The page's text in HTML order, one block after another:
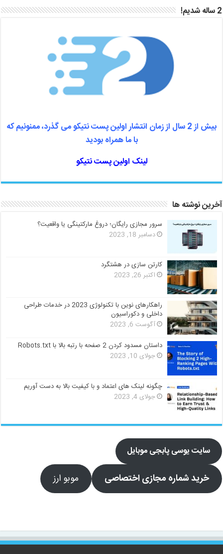
2 ساله شدیم!
بیش از 2 سال از زمان انتشار اولین پست نتیکو می گذرد، ممنونیم که
با ما همراه بودید
لینک اولین پست نتیکو
آخرین نوشته ها
سرور مجازی رایگان؛ دروغ مارکتینگی یا واقعیت؟
دسامبر 18, 2023
کارتن سازی در هشتگرد
اکتبر 26, 2023
راهکارهای نوین با تکنولوژی 2023 در خدمات طراحی
داخلی و دکوراسیون
آگوست 6, 2023
داستان مسدود کردن 2 صفحه با رتبه بالا با Robots.txt
جولای 10, 2023
چگونه لینک های اعتماد و با کیفیت بالا به دست آوریم
جولای 4, 2023
سایت یوسی پابجی موبایل
خرید شماره مجازی اختصاصی موبو ارز